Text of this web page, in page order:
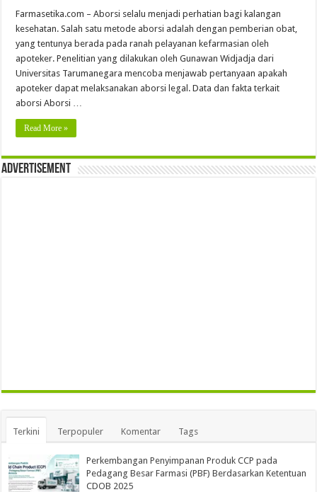
Farmasetika.com – Aborsi selalu menjadi perhatian bagi kalangan
kesehatan. Salah satu metode aborsi adalah dengan pemberian obat,
yang tentunya berada pada ranah pelayanan kefarmasian oleh
apoteker. Penelitian yang dilakukan oleh Gunawan Widjadja dari
Universitas Tarumanegara mencoba menjawab pertanyaan apakah
apoteker dapat melaksanakan aborsi legal. Data dan fakta terkait
aborsi Aborsi …
Read More »
Advertisement
Terkini Terpopuler Komentar Tags
Perkembangan Penyimpanan Produk CCP pada
Pedagang Besar Farmasi (PBF) Berdasarkan Ketentuan
CDOB 2025